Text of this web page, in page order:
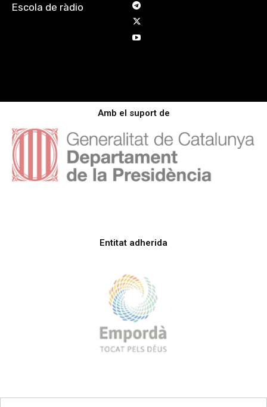
Escola de ràdio
Amb el suport de
Entitat adherida